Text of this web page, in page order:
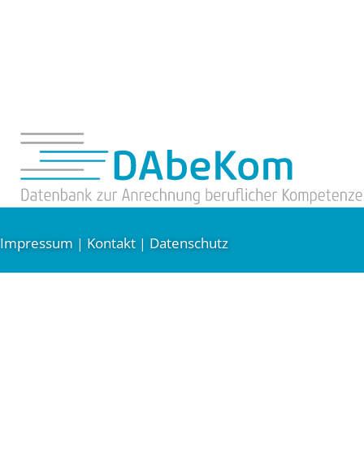
Impressum | Kontakt | Datenschutz